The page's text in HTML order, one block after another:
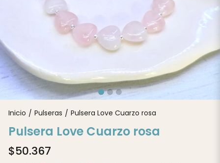
Inicio / Pulseras / Pulsera Love Cuarzo rosa
Pulsera Love Cuarzo rosa
$50.367